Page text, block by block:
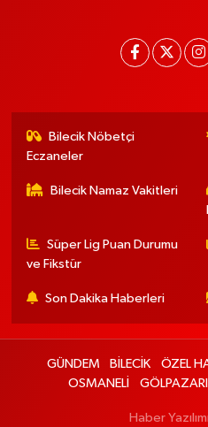
Bilecik Nöbetçi
Eczaneler
Bilecik Namaz Vakitleri
Süper Lig Puan Durumu
ve Fikstür
Son Dakika Haberleri
GÜNDEM BİLECİK ÖZEL
OSMANELİ
GÖLPAZARI
Haber